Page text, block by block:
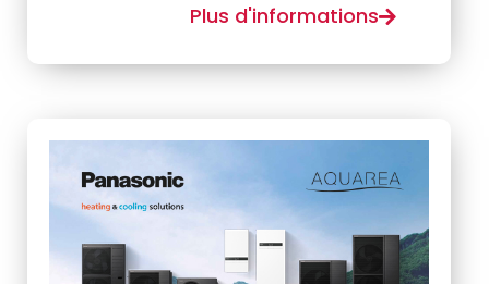
Plus d'informations